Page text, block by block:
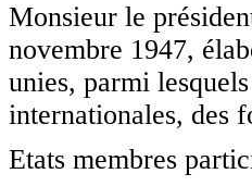
Monsieur le
novembre 1947,
unies, parmi
internationales, des
Etats membres